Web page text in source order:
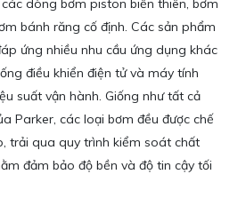
dòng bơm piston biến thiên, bơm
bánh răng cố định. Các sản phẩm
ứng nhiều nhu cầu ứng dụng khác
điều khiển điện tử và máy tính
suất vận hành. Giống như tất cả
Parker, các loại bơm đều được chế
trải qua quy trình kiểm soát chất
đảm bảo độ bền và độ tin cậy tối